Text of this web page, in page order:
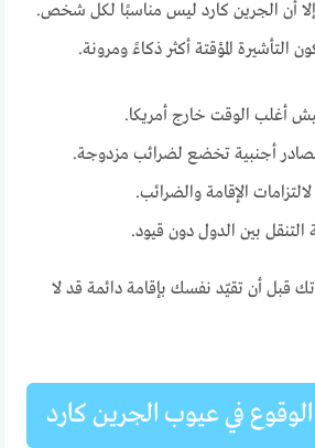
إلا أن الجرين كارد ليس مناسبًا لكل شخص.
المؤقتة أكثر ذكاءً ومرونة.
أغلب الوقت خارج أمريكا.
أجنبية تخضع لضرائب مزدوجة.
الإقامة والضرائب.
بين الدول دون قيود.
قبل أن تقيّد نفسك بإقامة دائمة قد لا
في عيوب الجرين كارد